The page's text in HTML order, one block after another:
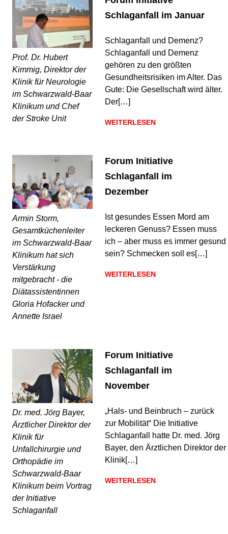
Prof. Dr. Hubert
Kimmig, Direktor der
Klinik für Neurologie
im Schwarzwald-Baar
Klinikum und Chef
der Stroke Unit
Schlaganfall im Januar
Schlaganfall und Demenz?
Schlaganfall und Demenz
gehören zu den größten
Gesundheitsrisiken im Alter. Das
Gute: Die Gesellschaft wird älter.
Der[…]
WEITERLESEN
Armin Storm,
Gesamtküchenleiter
im Schwarzwald-Baar
Klinikum hat sich
Verstärkung
mitgebracht - die
Diätassistentinnen
Gloria Hofacker und
Annette Israel
Forum Initiative
Schlaganfall im
Dezember
Ist gesundes Essen Mord am
leckeren Genuss? Essen muss
ich – aber muss es immer gesund
sein? Schmecken soll es[…]
WEITERLESEN
Dr. med. Jörg Bayer,
Ärztlicher Direktor der
Klinik für
Unfallchirurgie und
Orthopädie im
Schwarzwald-Baar
Klinikum beim Vortrag
der Initiative
Schlaganfall
Forum Initiative
Schlaganfall im
November
„Hals- und Beinbruch – zurück
zur Mobilität“ Die Initiative
Schlaganfall hatte Dr. med. Jörg
Bayer, den Ärztlichen Direktor der
Klinik[…]
WEITERLESEN